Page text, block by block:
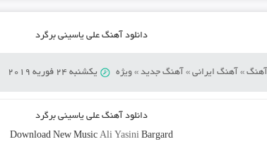
دانلود آهنگ علی یاسینی برگرد
آهنگ» آهنگ ایرانی» آهنگ جدید» ویژه یکشنبه 24 فوریه 2019
دانلود آهنگ علی یاسینی برگرد
Download New MusicAli Yasini Bargard